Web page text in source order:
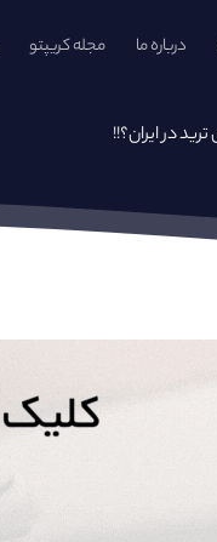
درباره ما مجله کریپتو